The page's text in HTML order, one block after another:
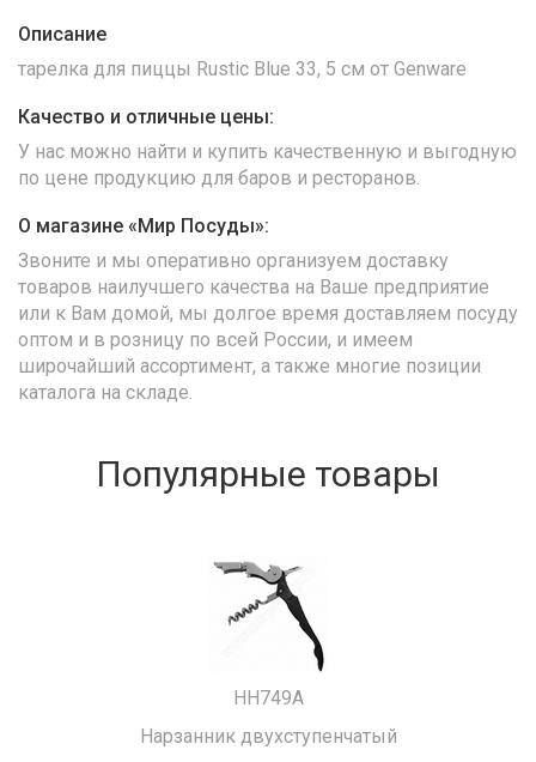
Описание
тарелка для пиццы Rustic Blue 33, 5 cм от Genware
Качество и отличные цены:
У нас можно найти и купить качественную и выгодную
по цене продукцию для баров и ресторанов.
О магазине «Мир Посуды»:
Звоните и мы оперативно организуем доставку
товаров наилучшего качества на Ваше предприятие
или к Вам домой, мы долгое время доставляем посуду
оптом и в розницу по всей России, и имеем
широчайший ассортимент, а также многие позиции
каталога на складе.
Популярные товары
HH749A
Нарзанник двухступенчатый